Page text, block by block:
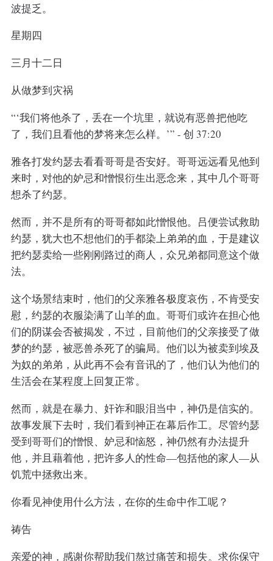
波提乏。
星期四
三月十二日
从做梦到灾祸
“‘我们将他杀了，丢在一个坑里，就说有恶兽把他吃
了，我们且看他的梦将来怎么样。’” - 创 37:20
雅各打发约瑟去看看哥哥是否安好。哥哥远远看见他到
来时，对他的妒忌和憎恨衍生出恶念来，其中几个哥哥
想杀了约瑟。
然而，并不是所有的哥哥都如此憎恨他。吕便尝试救助
约瑟，犹大也不想他们的手都染上弟弟的血，于是建议
把约瑟卖给一些刚刚路过的商人，众兄弟都同意这个做
法。
这个场景结束时，他们的父亲雅各极度哀伤，不肯受安
慰，约瑟的衣服染满了山羊的血。哥哥们或许在担心他
们的阴谋会否被揭发，不过，目前他们的父亲接受了做
梦的约瑟，被恶兽杀死了的骗局。他们以为被卖到埃及
为奴的弟弟，从此再不会有音讯的了，他们认为他们的
生活会在某程度上回复正常。
然而，就是在暴力、奸诈和眼泪当中，神仍是信实的。
故事发展下去时，我们看到神正在幕后作工。尽管约瑟
受到哥哥们的憎恨、妒忌和恼怒，神仍然有办法提升
他，并且藉着他，把许多人的性命—包括他的家人—从
饥荒中拯救出来。
你看见神使用什么方法，在你的生命中作工呢？
祷告
亲爱的神，感谢你帮助我们熬过痛苦和损失。求你保守